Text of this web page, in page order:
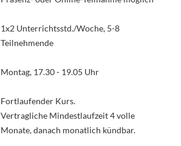
1x2 Unterrichtsstd./Woche, 5-8
Teilnehmende
Montag, 17.30 - 19.05 Uhr
Fortlaufender Kurs.
Vertragliche Mindestlaufzeit 4 volle
Monate, danach monatlich kündbar.